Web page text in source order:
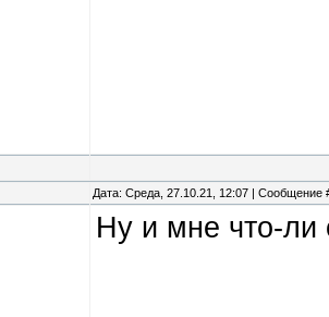
Дата: Среда, 27.10.21, 12:07 | Сообщение
Ну и мне что-ли